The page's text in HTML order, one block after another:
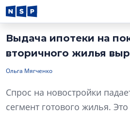
Выдача ипотеки на
вторичного жилья
Ольга Мягченко
Спрос на новостройки
сегмент готового жилья.